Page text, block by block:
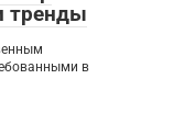
тренды
в